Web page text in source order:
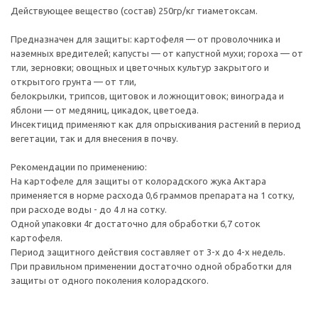
Действующее вещество (состав) 250гр/кг тиаметоксам.
Предназначен для защиты: картофеля — от проволочника и
наземных вредителей; капусты — от капустной мухи; гороха — от
тли, зерновки; овощных и цветочных культур закрытого и
открытого грунта — от тли,
белокрылки, трипсов, щитовок и ложнощитовок; винограда и
яблони — от медяниц, цикадок, цветоеда.
Инсектицид применяют как для опрыскивания растений в период
вегетации, так и для внесения в почву.
Рекомендации по применению:
На картофеле для защиты от колорадского жука Актара
применяется в норме расхода 0,6 граммов препарата на 1 сотку,
при расходе воды - до 4 л на сотку.
Одной упаковки 4г достаточно для обработки 6,7 соток
картофеля.
Период защитного действия составляет от 3-х до 4-х недель.
При правильном применении достаточно одной обработки для
защиты от одного поколения колорадского.